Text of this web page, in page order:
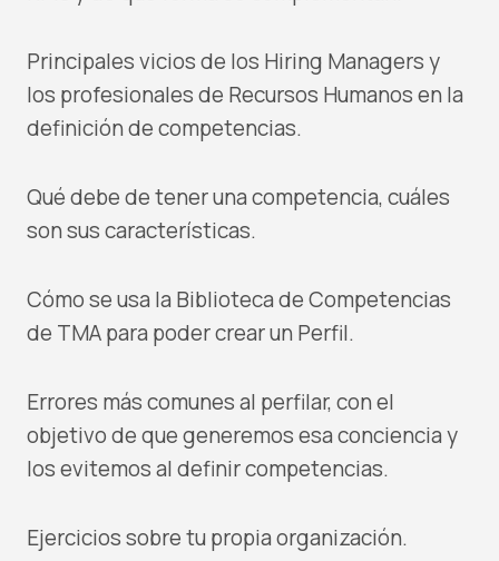
Principales vicios de los Hiring Managers y
los profesionales de Recursos Humanos en la
definición de competencias.
Qué debe de tener una competencia, cuáles
son sus características.
Cómo se usa la Biblioteca de Competencias
de TMA para poder crear un Perfil.
Errores más comunes al perfilar, con el
objetivo de que generemos esa conciencia y
los evitemos al definir competencias.
Ejercicios sobre tu propia organización.